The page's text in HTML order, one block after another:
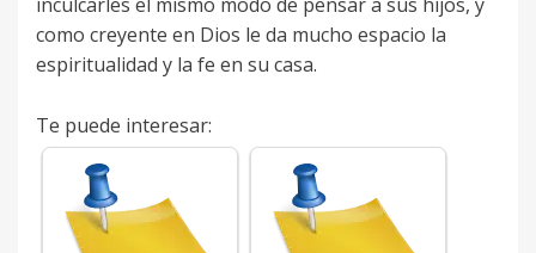
como creyente en Dios le da mucho espacio la
espiritualidad y la fe en su casa.
Te puede interesar: